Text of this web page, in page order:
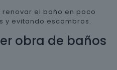
el baño en poco
y evitando escombros.
obra de baños